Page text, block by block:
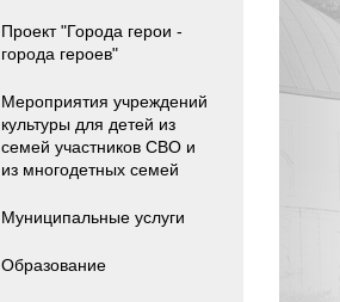
Проект "Города герои -
города героев"
Мероприятия учреждений
культуры для детей из
семей участников СВО и
из многодетных семей
Муниципальные услуги
Образование